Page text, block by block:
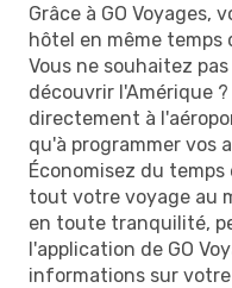
Grâce à GO Voyages,
hôtel en même temps
Vous ne souhaitez
découvrir l'Amérique
directement à
qu'à programmer vos
Économisez du
tout votre voyage au
en toute tranquilité,
l'application de GO
informations sur